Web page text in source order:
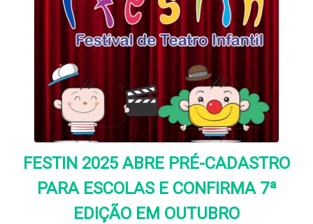
FESTIN 2025 ABRE PRÉ-CADASTRO
PARA ESCOLAS E CONFIRMA 7ª
EDIÇÃO EM OUTUBRO